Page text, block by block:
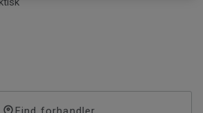
iQ Megalit kan returneres og
iQ PUR-overflade har iQ